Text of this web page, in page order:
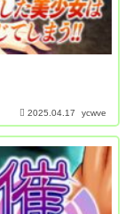
2025.04.17 ycwve